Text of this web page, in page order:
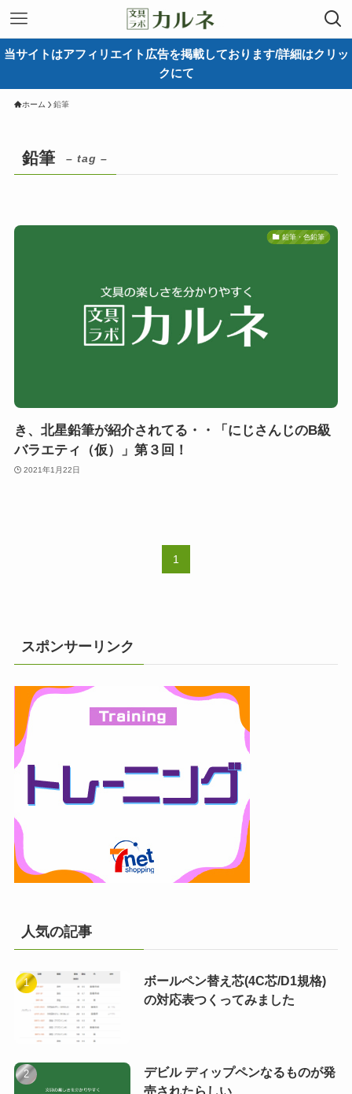
当サイトはアフィリエイト広告を掲載しております/詳細はクリッ
クにて
ホーム 鉛筆
鉛筆 – tag –
鉛筆・色鉛筆
き、北星鉛筆が紹介されてる・・「にじさんじのB級
バラエティ（仮）」第３回！
2021年1月22日
1
スポンサーリンク
人気の記事
ボールペン替え芯(4C芯/D1規格)
の対応表つくってみました
デビル ディップペンなるものが発
売されたらしい